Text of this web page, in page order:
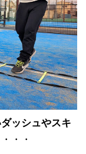
ッシュやスキ
・・